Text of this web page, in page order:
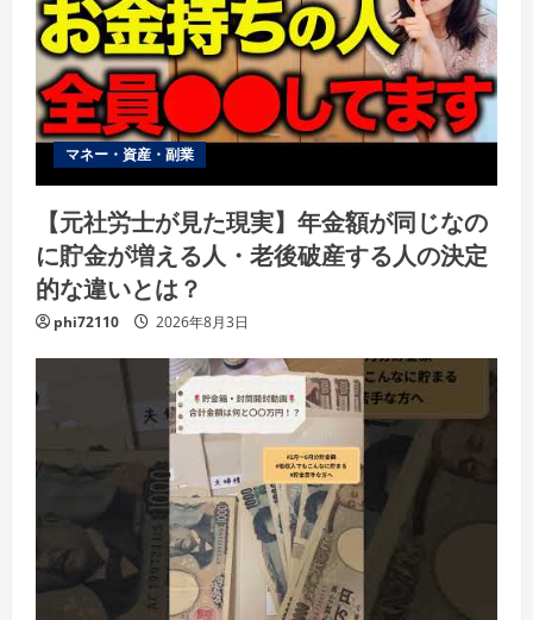
マネー・資産・副業
【元社労士が見た現実】年金額が同じなの
に貯金が増える人・老後破産する人の決定
的な違いとは？
phi72110 2026年8月3日